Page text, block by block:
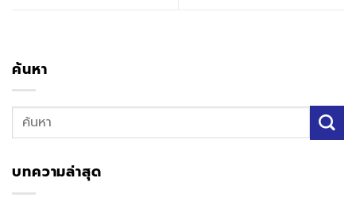
ค้นหา
บทความล่าสุด